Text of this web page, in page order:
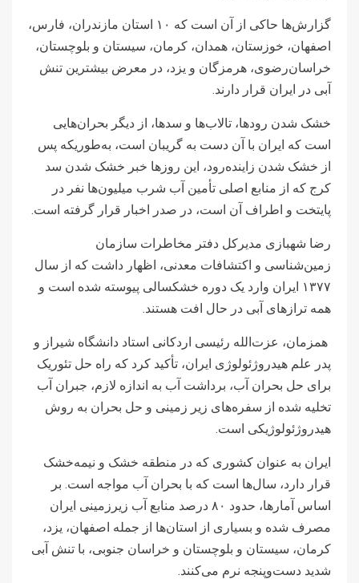
گزارش‌ها حاکی از آن است که ۱۰ استان مازندران، فارس،
اصفهان، خوزستان، همدان، کرمان، سیستان و بلوچستان،
خراسان‌رضوی، هرمزگان و یزد، در معرض بیشترین تنش
آبی در ایران قرار دارند.
خشک شدن رودها، تالاب‌ها و سدها، از دیگر بحران‌هایی
است که ایران با آن دست به گریبان است، به‌طوریکه پس
از خشک شدن زاینده‌رود، این روزها خبر خشک شدن سد
کرج که از منابع اصلی تأمین آب شرب میلیون‌ها نفر در
پایتخت و اطراف آن است، در صدر اخبار قرار گرفته است.
رضا شهبازی مدیرکل دفتر مخاطرات سازمان
زمین‌شناسی و اکتشافات معدنی، اظهار داشت که از سال
۱۳۷۷ ایران وارد یک دوره خشکسالی پیوسته شده است و
همه ترازهای آبی در حال افت هستند.
همزمان، عزت‌الله رئیسی اردکانی استاد دانشگاه شیراز و
پدر علم هیدروژئولوژی ایران، تأکید کرد که راه حل تئوریک
برای حل بحران آب، برداشت آب به اندازه لازم، جبران آب
تخلیه شده از سفره‌های زیر زمینی و حل بحران به روش
هیدروژئولوژیکی است.
ایران به عنوان کشوری که در منطقه خشک و نیمه‌خشک
قرار دارد، سال‌ها است که با بحران آب مواجه است. بر
اساس آمارها، حدود ۸۰ درصد منابع آب زیرزمینی ایران
مصرف شده و بسیاری از استان‌ها از جمله اصفهان، یزد،
کرمان، سیستان و بلوچستان و خراسان جنوبی، با تنش آبی
شدید دست‌وپنجه نرم می‌کنند.